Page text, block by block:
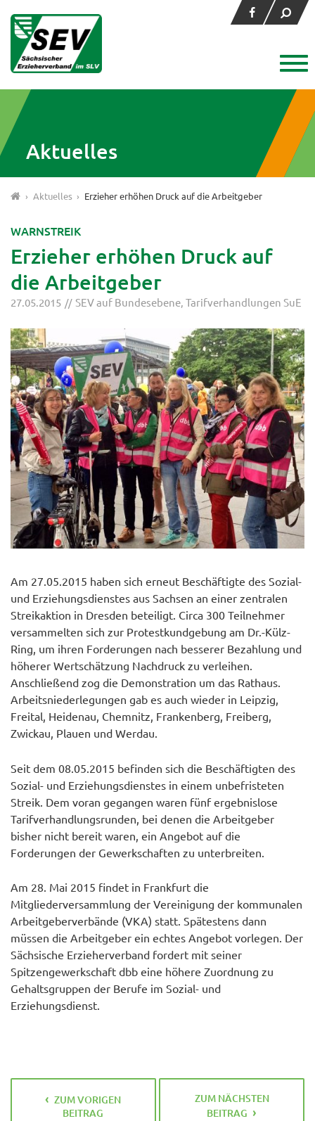
Aktuelles
› Aktuelles › Erzieher erhöhen Druck auf die Arbeitgeber
WARNSTREIK
Erzieher erhöhen Druck auf
die Arbeitgeber
27.05.2015 SEV auf Bundesebene, Tarifverhandlungen SuE
Am 27.05.2015 haben sich erneut Beschäftigte des Sozial-
und Erziehungsdienstes aus Sachsen an einer zentralen
Streikaktion in Dresden beteiligt. Circa 300 Teilnehmer
versammelten sich zur Protestkundgebung am Dr.-Külz-
Ring, um ihren Forderungen nach besserer Bezahlung und
höherer Wertschätzung Nachdruck zu verleihen.
Anschließend zog die Demonstration um das Rathaus.
Arbeitsniederlegungen gab es auch wieder in Leipzig,
Freital, Heidenau, Chemnitz, Frankenberg, Freiberg,
Zwickau, Plauen und Werdau.
Seit dem 08.05.2015 befinden sich die Beschäftigten des
Sozial- und Erziehungsdienstes in einem unbefristeten
Streik. Dem voran gegangen waren fünf ergebnislose
Tarifverhandlungsrunden, bei denen die Arbeitgeber
bisher nicht bereit waren, ein Angebot auf die
Forderungen der Gewerkschaften zu unterbreiten.
Am 28. Mai 2015 findet in Frankfurt die
Mitgliederversammlung der Vereinigung der kommunalen
Arbeitgeberverbände (VKA) statt. Spätestens dann
müssen die Arbeitgeber ein echtes Angebot vorlegen. Der
Sächsische Erzieherverband fordert mit seiner
Spitzengewerkschaft dbb eine höhere Zuordnung zu
Gehaltsgruppen der Berufe im Sozial- und
Erziehungsdienst.
ZUM VORIGEN
BEITRAG
ZUM NÄCHSTEN
BEITRAG